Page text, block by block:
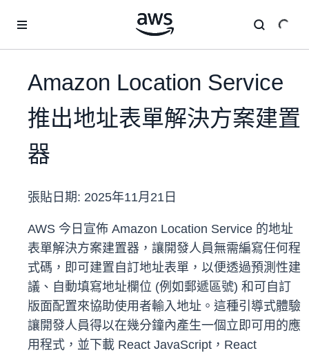
Amazon Location Service
推出地址表單解決方案建置
器
張貼日期: 2025年11月21日
AWS 今日宣佈 Amazon Location Service 的地址
表單解決方案建置器，讓開發人員無需編寫任何程
式碼，即可建置自訂地址表單，以便透過預測性建
議、自動填寫地址欄位 (例如郵遞區號) 和可自訂
版面配置來協助使用者輸入地址。這種引導式體驗
讓開發人員得以在幾分鐘內產生一個立即可用的應
用程式，並下載 React JavaScript，React